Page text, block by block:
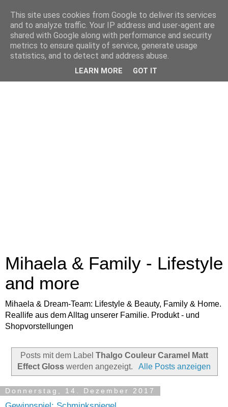
Mihaela & Family - Lifestyle
and more
Mihaela & Dream-Team: Lifestyle & Beauty, Family & Home.
Reallife aus dem Alltag unserer Familie. Produkt - und
Shopvorstellungen
Posts mit dem Label Thalgo Couleur Caramel Matt
Effect Gloss werden angezeigt. Alle Posts anzeigen
Donnerstag, 14. Dezember 2017
This site uses cookies from Google to deliver its services
and to analyze traffic. Your IP address and user-agent are
shared with Google along with performance and security
metrics to ensure quality of service, generate usage
statistics, and to detect and address abuse.
LEARN MORE GOT IT